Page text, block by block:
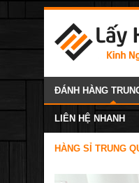
ĐÁNH HÀNG
LIÊN HỆ NHANH
HÀNG SỈ TRUNG